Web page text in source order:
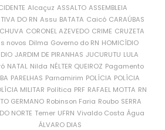
Alcaçuz ASSALTO ASSEMBLEIA
DO RN Assu BATATA Caicó CARAÚBAS
CORONEL AZEVEDO CRIME CRUZETA
novos Dilma Governo do RN HOMICÍDIO
JARDIM DE PIRANHAS JUCURUTU LULA
NATAL Nilda NÉLTER QUEIROZ Pagamento
PARELHAS Parnamirim POLÍCIA POLÍCIA
MILITAR Política PRF RAFAEL MOTTA RN
GERMANO Robinson Faria Roubo SERRA
NORTE Temer UFRN Vivaldo Costa Água
ÁLVARO DIAS